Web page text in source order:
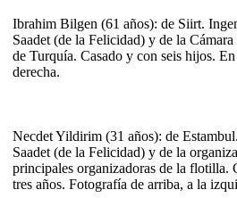
Ibrahim Bilgen (61 años): de Siirt.
Saadet (de la Felicidad) y de la
de Turquía. Casado y con seis hijos.
derecha.
Necdet Yildirim (31 años): de
Saadet (de la Felicidad) y de la
principales organizadoras de la flotilla.
tres años. Fotografía de arriba, a la